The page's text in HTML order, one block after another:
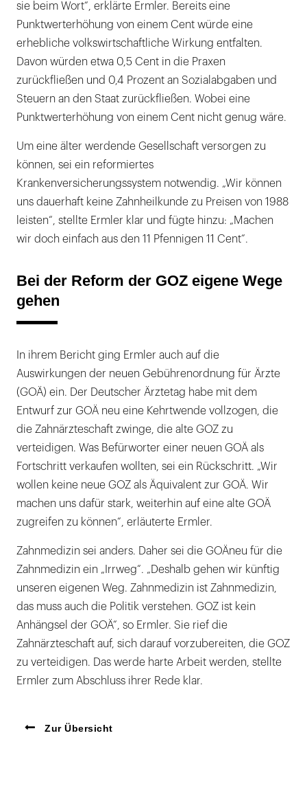
sie beim Wort“, erklärte Ermler. Bereits eine
Punktwerterhöhung von einem Cent würde eine
erhebliche volkswirtschaftliche Wirkung entfalten.
Davon würden etwa 0,5 Cent in die Praxen
zurückfließen und 0,4 Prozent an Sozialabgaben und
Steuern an den Staat zurückfließen. Wobei eine
Punktwerterhöhung von einem Cent nicht genug wäre.
Um eine älter werdende Gesellschaft versorgen zu
können, sei ein reformiertes
Krankenversicherungssystem notwendig. „Wir können
uns dauerhaft keine Zahnheilkunde zu Preisen von 1988
leisten“, stellte Ermler klar und fügte hinzu: „Machen
wir doch einfach aus den 11 Pfennigen 11 Cent“.
Bei der Reform der GOZ eigene Wege
gehen
In ihrem Bericht ging Ermler auch auf die
Auswirkungen der neuen Gebührenordnung für Ärzte
(GOÄ) ein. Der Deutscher Ärztetag habe mit dem
Entwurf zur GOÄ neu eine Kehrtwende vollzogen, die
die Zahnärzteschaft zwinge, die alte GOZ zu
verteidigen. Was Befürworter einer neuen GOÄ als
Fortschritt verkaufen wollten, sei ein Rückschritt. „Wir
wollen keine neue GOZ als Äquivalent zur GOÄ. Wir
machen uns dafür stark, weiterhin auf eine alte GOÄ
zugreifen zu können“, erläuterte Ermler.
Zahnmedizin sei anders. Daher sei die GOÄneu für die
Zahnmedizin ein „Irrweg“. „Deshalb gehen wir künftig
unseren eigenen Weg. Zahnmedizin ist Zahnmedizin,
das muss auch die Politik verstehen. GOZ ist kein
Anhängsel der GOÄ“, so Ermler. Sie rief die
Zahnärzteschaft auf, sich darauf vorzubereiten, die GOZ
zu verteidigen. Das werde harte Arbeit werden, stellte
Ermler zum Abschluss ihrer Rede klar.
Zur Übersicht